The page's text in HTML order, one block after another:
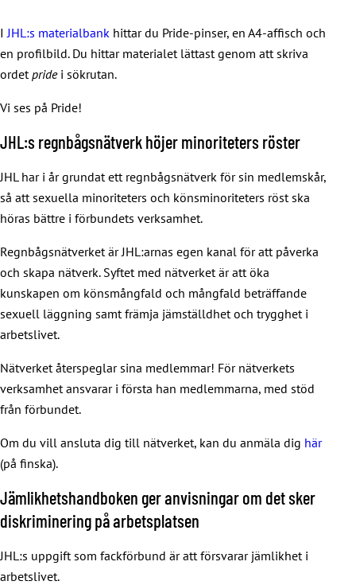
I JHL:s materialbank hittar du Pride-pinser, en A4-affisch och
en profilbild. Du hittar materialet lättast genom att skriva
ordet pridei sökrutan.
Vi ses på Pride!
JHL:s regnbågsnätverk höjer minoriteters röster
JHL har i år grundat ett regnbågsnätverk för sin medlemskår,
så att sexuella minoriteters och könsminoriteters röst ska
höras bättre i förbundets verksamhet.
Regnbågsnätverket är JHL:arnas egen kanal för att påverka
och skapa nätverk. Syftet med nätverket är att öka
kunskapen om könsmångfald och mångfald beträffande
sexuell läggning samt främja jämställdhet och trygghet i
arbetslivet.
Nätverket återspeglar sina medlemmar! För nätverkets
verksamhet ansvarar i första han medlemmarna, med stöd
från förbundet.
Om du vill ansluta dig till nätverket, kan du anmäla dig här
(på finska).
Jämlikhetshandboken ger anvisningar om det sker
diskriminering på arbetsplatsen
JHL:s uppgift som fackförbund är att försvarar jämlikhet i
arbetslivet.